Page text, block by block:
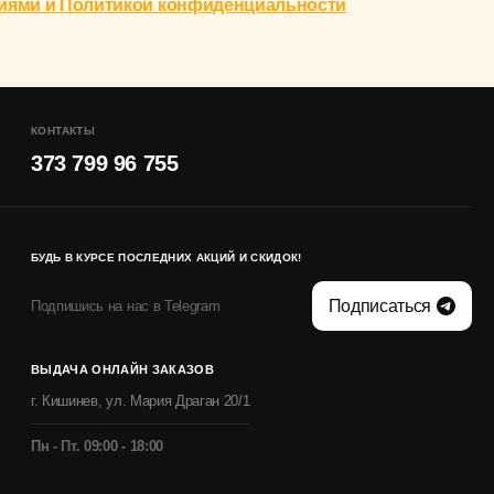
и Политикой конфиденциальности
КОНТАКТЫ
373 799 96 755
БУДЬ В КУРСЕ ПОСЛЕДНИХ АКЦИЙ И СКИДОК!
Подпишись на нас в Telegram Подписаться
ВЫДАЧА ОНЛАЙН ЗАКАЗОВ
г. Кишинев, ул. Мария Драган 20/1
Пн - Пт. 09:00 - 18:00